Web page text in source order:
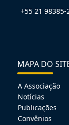
+55 21 98385-
MAPA DO
A Associação
Notícias
Publicações
Convênios